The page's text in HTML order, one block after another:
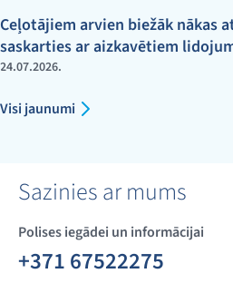
Ceļotājiem arvien biežāk nākas
saskarties ar aizkavētiem
24.07.2026.
Visi jaunumi
Sazinies ar mums
Polises iegādei un informācijai
+371 67522275